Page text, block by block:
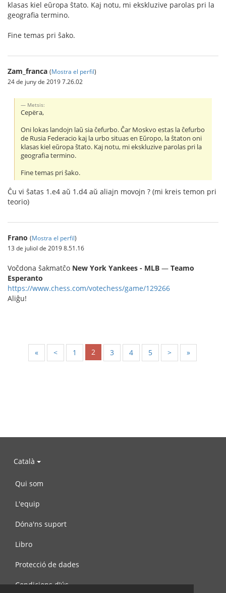
klasas kiel eŭropa ŝtato. Kaj notu, mi ekskluzive parolas pri la
geografia termino.
Fine temas pri ŝako.
Zam_franca (Mostra el perfil)
24 de juny de 2019 7.26.02
Metsis:
Серёга,
Oni lokas landojn laŭ sia ĉefurbo. Ĉar Moskvo estas la ĉefurbo
de Rusia Federacio kaj la urbo situas en Eŭropo, la ŝtaton oni
klasas kiel eŭropa ŝtato. Kaj notu, mi ekskluzive parolas pri la
geografia termino.
Fine temas pri ŝako.
Ĉu vi ŝatas 1.e4 aŭ 1.d4 aŭ aliajn movojn ? (mi kreis temon pri
teorio)
Frano (Mostra el perfil)
13 de juliol de 2019 8.51.16
Voĉdona ŝakmatĉo New York Yankees - MLB — Teamo
Esperanto
https://www.chess.com/votechess/game/129266
Aliĝu!
« < 1 2 3 4 5 > »
Català
Qui som
L'equip
Dóna'ns suport
Libro
Protecció de dades
Condicions d'ús